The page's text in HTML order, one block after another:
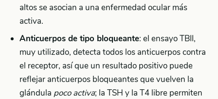
altos se asocian a una enfermedad ocular más
activa.
Anticuerpos de tipo bloqueante: el ensayo TBII,
muy utilizado, detecta todos los anticuerpos contra
el receptor, así que un resultado positivo puede
reflejar anticuerpos bloqueantes que vuelven la
glándula poco activa; la TSH y la T4 libre permiten